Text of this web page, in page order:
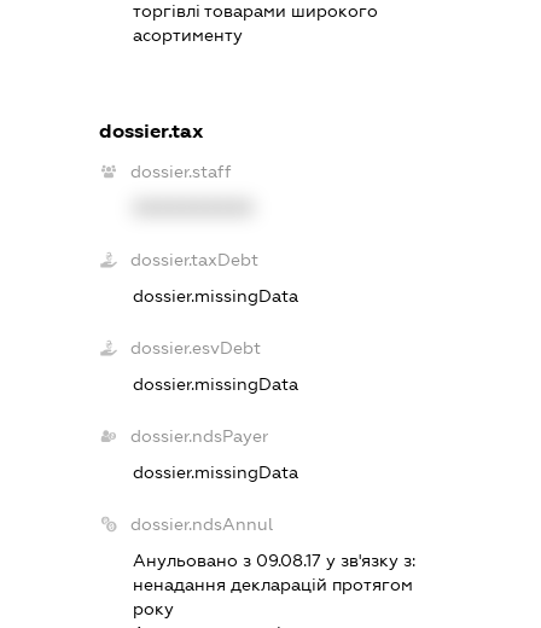
торгівлі товарами широкого
асортименту
dossier.tax
dossier.staff
dossier.taxDebt
dossier.missingData
dossier.esvDebt
dossier.missingData
dossier.ndsPayer
dossier.missingData
dossier.ndsAnnul
Анульовано з 09.08.17 у зв'язку з:
ненадання декларацiй протягом
року